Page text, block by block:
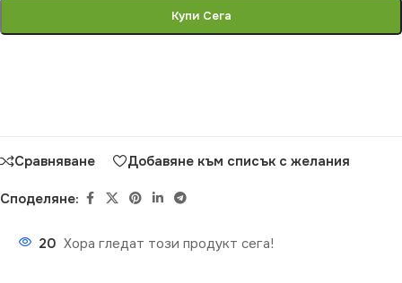
Купи Сега
Сравняване Добавяне към списък с желания
Споделяне:
20 Хора гледат този продукт сега!